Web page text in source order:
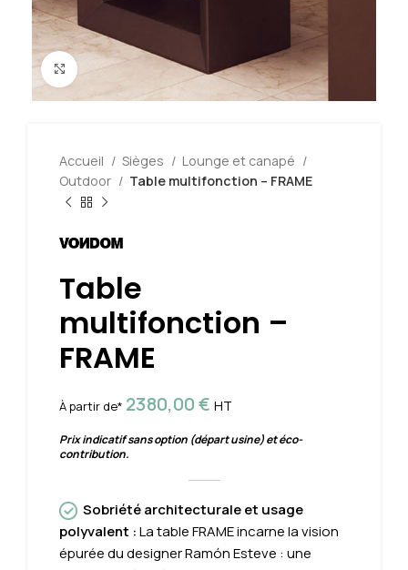
Cliquez pour agrandir
Accueil Sièges
Lounge et canapé
Outdoor
Table multifonction – FRAME
Table
multifonction –
FRAME
À partir de* 2380,00€ HT
Prix indicatif sans option (départ usine) et éco-
contribution.
Sobriété architecturale et usage
polyvalent :La table FRAME incarne la vision
épurée du designer Ramón Esteve : une